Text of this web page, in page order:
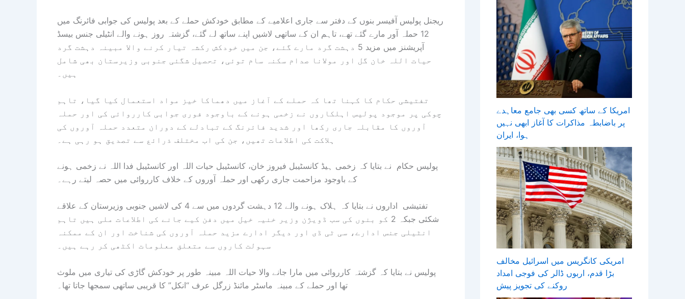
ریجنل پولیس آفیسر بنوں کے دفتر سے جاری اعلامیے کے مطابق خودکش حملے کے بعد پولیس کی جوابی فائرنگ میں
12 حملہ آور مارے گئے تھے، تاہم ان کے ساتھی لاشیں اپنے ساتھ لے گئے، گزشتہ روز ہونے والے انٹیلی جنس بیسڈ
آپریشنز میں مزید 5 دہشت گرد مارے گئے، جن میں خودکش رکشہ تیار کرنے والا مبینہ دہشت گرد
حیات اللہ خان گل اور مولانا صدام سکنہ سام توئی، تحصیل شگئی جنوبی وزیرستان بھی شامل
ہیں۔
تفتیشی حکام کا کہنا تھا کہ حملے کے آغاز میں دھماکا خیز مواد استعمال کیا گیا، تاہم
چوکی پر موجود پولیس اہلکاروں نے زخمی ہونے کے باوجود فوری جوابی کارروائی کی اور حملہ
آوروں کا مقابلہ جاری رکھا اور شدید فائرنگ کے تبادلے کے دوران متعدد حملہ آوروں کی
ہلاکت کی اطلاعات تھیں، جن کی اب مختلف ذرائع سے تصدیق ہو رہی ہے۔
پولیس حکام نے بتایا کہ زخمی ہیڈ کانسٹیبل فیروز خان، کانسٹیبل حیات اللہ اور کانسٹیبل فدا اللہ نے زخمی ہونے
کے باوجود مزاحمت جاری رکھی اور حملہ آوروں کے خلاف کارروائی میں حصہ لیتے رہے۔
تفتیشی اداروں نے بتایا کہ ہلاک ہونے والے 12 دہشت گردوں میں سے 4 کی لاشیں جنوبی وزیرستان کے علاقے
شکئی جبکہ 2 کو بنوں کی سب ڈویژن وزیر خنیہ خیل میں دفن کیے جانے کی اطلاعات ملی ہیں تاہم
انٹیلی جنس ادارے، سی ٹی ڈی اور دیگر ادارے مزید حملہ آوروں کی شناخت اور ان کے ممکنہ
سہولت کاروں سے متعلق معلومات اکٹھی کر رہے ہیں۔
پولیس نے بتایا کہ گزشتہ کارروائی میں مارا جانے والا حیات اللہ مبینہ طور پر خودکش گاڑی کی تیاری میں ملوث
تھا اور حملے کے مبینہ ماسٹر مائنڈ زرگل عرف “انکل” کا قریبی ساتھی سمجھا جاتا تھا۔
امریکا کے ساتھ کسی بھی جامع معاہدے
پر باضابطہ مذاکرات کا آغاز ابھی نہیں
ہوا، ایران
امریکی کانگریس میں اسرائیل مخالف
بڑا قدم، اربوں ڈالر کی فوجی امداد
روکنے کی تجویز پیش